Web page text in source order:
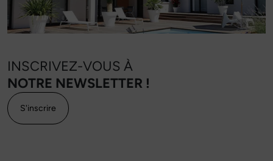
INSCRIVEZ-VOUS À
NOTRE NEWSLETTER !
S'inscrire